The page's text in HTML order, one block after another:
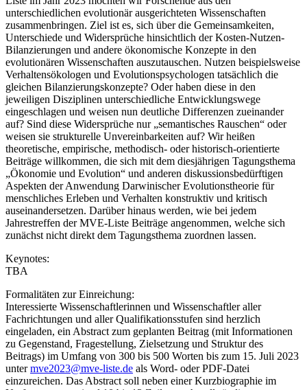
unterschiedlichen evolutionär ausgerichteten Wissenschaften
zusammenbringen. Ziel ist es, sich über die Gemeinsamkeiten,
Unterschiede und Widersprüche hinsichtlich der Kosten-Nutzen-
Bilanzierungen und andere ökonomische Konzepte in den
evolutionären Wissenschaften auszutauschen. Nutzen beispielsweise
Verhaltensökologen und Evolutionspsychologen tatsächlich die
gleichen Bilanzierungskonzepte? Oder haben diese in den
jeweiligen Disziplinen unterschiedliche Entwicklungswege
eingeschlagen und weisen nun deutliche Differenzen zueinander
auf? Sind diese Widersprüche nur „semantisches Rauschen“ oder
weisen sie strukturelle Unvereinbarkeiten auf? Wir heißen
theoretische, empirische, methodisch- oder historisch-orientierte
Beiträge willkommen, die sich mit dem diesjährigen Tagungsthema
„Ökonomie und Evolution“ und anderen diskussionsbedürftigen
Aspekten der Anwendung Darwinischer Evolutionstheorie für
menschliches Erleben und Verhalten konstruktiv und kritisch
auseinandersetzen. Darüber hinaus werden, wie bei jedem
Jahrestreffen der MVE-Liste Beiträge angenommen, welche sich
zunächst nicht direkt dem Tagungsthema zuordnen lassen.
Keynotes:
TBA
Formalitäten zur Einreichung:
Interessierte Wissenschaftlerinnen und Wissenschaftler aller
Fachrichtungen und aller Qualifikationsstufen sind herzlich
eingeladen, ein Abstract zum geplanten Beitrag (mit Informationen
zu Gegenstand, Fragestellung, Zielsetzung und Struktur des
Beitrags) im Umfang von 300 bis 500 Worten bis zum 15. Juli 2023
untermve2023@mve-liste.de als Word- oder PDF-Datei
einzureichen. Das Abstract soll neben einer Kurzbiographie im